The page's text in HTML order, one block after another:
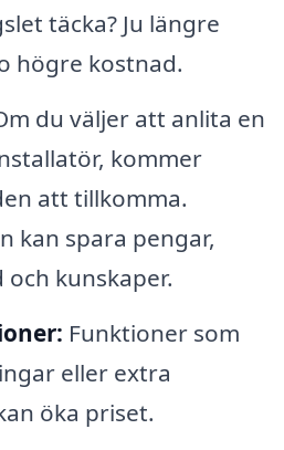
täcka? Ju längre
högre kostnad.
du väljer att anlita en
kommer
att tillkomma.
kan spara pengar,
kunskaper.
Funktioner som
eller extra
öka priset.